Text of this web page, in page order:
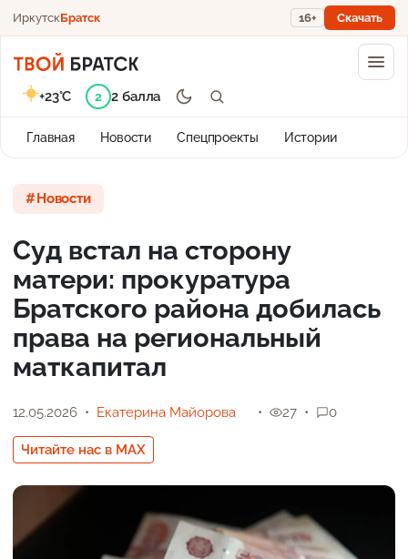
ИркутскБратск 16+ Скачать
Главная Новости Спецпроекты Истории
+23°C 2 2 балла
Новости
Суд встал на сторону
матери: прокуратура
Братского района добилась
права на региональный
маткапитал
12.05.2026 Екатерина Майорова
Читайте нас в MAX
27 0